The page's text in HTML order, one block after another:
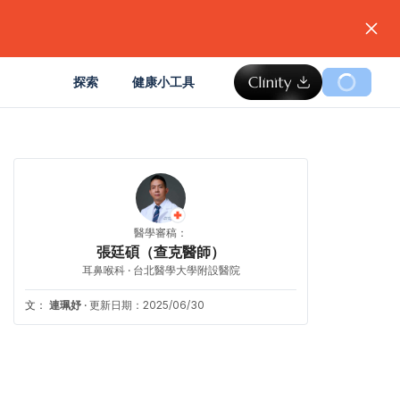
探索 健康小工具
醫學審稿：
張廷碩（查克醫師）
耳鼻喉科 · 台北醫學大學附設醫院
文： 連珮妤 · 更新日期：2025/06/30